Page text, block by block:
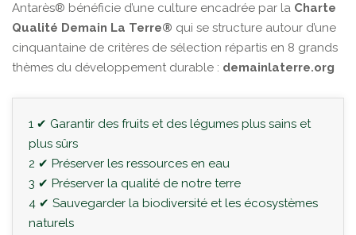
Antarès® bénéficie d’une culture encadrée par la Charte
Qualité Demain La Terre® qui se structure autour d’une
cinquantaine de critères de sélection répartis en 8 grands
thèmes du développement durable : demainlaterre.org
1 ✔ Garantir des fruits et des légumes plus sains et
plus sûrs
2 ✔ Préserver les ressources en eau
3 ✔ Préserver la qualité de notre terre
4 ✔ Sauvegarder la biodiversité et les écosystèmes
naturels